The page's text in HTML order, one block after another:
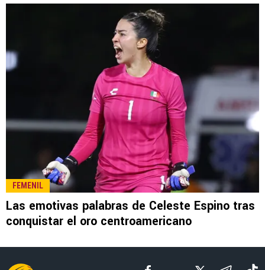
LEE TAMBIÉN